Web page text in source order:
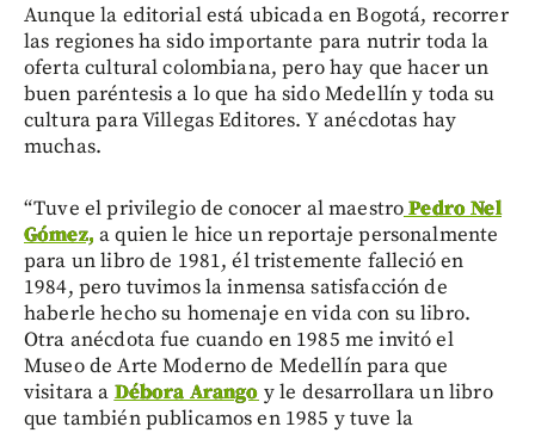
Aunque la editorial está ubicada en Bogotá, recorrer
las regiones ha sido importante para nutrir toda la
oferta cultural colombiana, pero hay que hacer un
buen paréntesis a lo que ha sido Medellín y toda su
cultura para Villegas Editores. Y anécdotas hay
muchas.
“Tuve el privilegio de conocer al maestroPedro Nel
Gómez, a quien le hice un reportaje personalmente
para un libro de 1981, él tristemente falleció en
1984, pero tuvimos la inmensa satisfacción de
haberle hecho su homenaje en vida con su libro.
Otra anécdota fue cuando en 1985 me invitó el
Museo de Arte Moderno de Medellín para que
visitara a Débora Arango y le desarrollara un libro
que también publicamos en 1985 y tuve la